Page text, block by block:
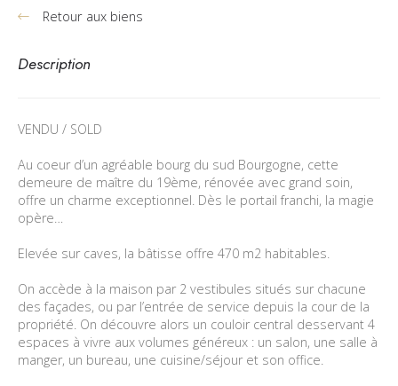
Retour aux biens
Description
VENDU / SOLD
Au coeur d’un agréable bourg du sud Bourgogne, cette
demeure de maître du 19ème, rénovée avec grand soin,
offre un charme exceptionnel. Dès le portail franchi, la magie
opère…
Elevée sur caves, la bâtisse offre 470 m2 habitables.
On accède à la maison par 2 vestibules situés sur chacune
des façades, ou par l’entrée de service depuis la cour de la
propriété. On découvre alors un couloir central desservant 4
espaces à vivre aux volumes généreux : un salon, une salle à
manger, un bureau, une cuisine/séjour et son office.